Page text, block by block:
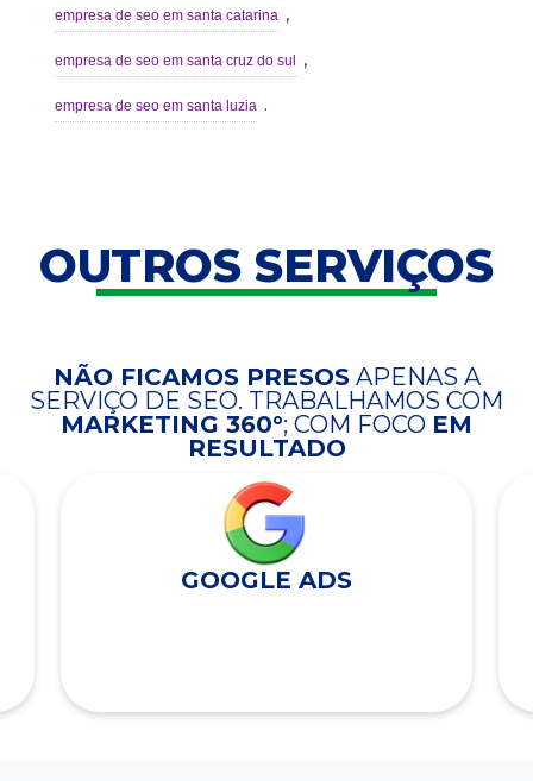
empresa de seo em santa catarina ,
empresa de seo em santa cruz do sul ,
empresa de seo em santa luzia .
OUTROS SERVIÇOS
NÃO FICAMOS PRESOSAPENAS A
SERVIÇO DE SEO. TRABALHAMOS COM
MARKETING 360°; COM FOCO EM
RESULTADO
GOOGLE ADS